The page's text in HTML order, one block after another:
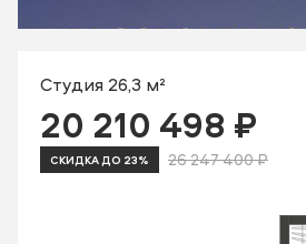
Студия 26,3 м²
20 210 498 ₽
СКИДКА ДО 23% 26 247 400 ₽